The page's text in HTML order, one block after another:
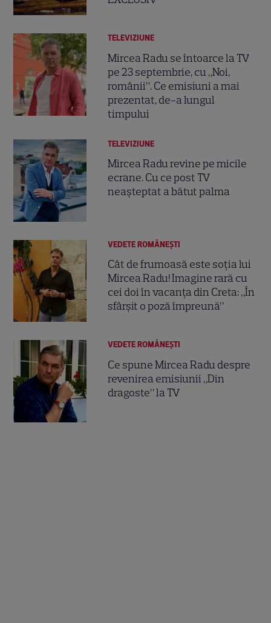
TELEVIZIUNE
Mircea Radu se întoarce la TV
pe 23 septembrie, cu „Noi,
românii”. Ce emisiuni a mai
prezentat, de-a lungul
timpului
TELEVIZIUNE
Mircea Radu revine pe micile
ecrane. Cu ce post TV
neașteptat a bătut palma
VEDETE ROMÂNEŞTI
Cât de frumoasă este soția lui
Mircea Radu! Imagine rară cu
cei doi în vacanța din Creta: „În
sfârșit o poză împreună”
VEDETE ROMÂNEŞTI
Ce spune Mircea Radu despre
revenirea emisiunii „Din
dragoste” la TV